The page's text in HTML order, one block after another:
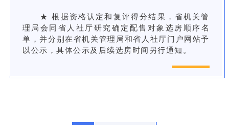
★ 根据资格认定和复评得分结果，省机关管
理局会同省人社厅研究确定配售对象选房顺序名
单，并分别在省机关管理局和省人社厅门户网站予
以公示，具体公示及后续选房时间另行通知。